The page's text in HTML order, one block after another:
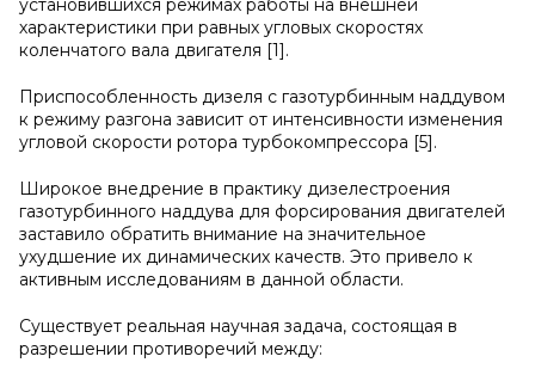
характеристики при равных угловых скоростях
коленчатого вала двигателя [1].
Приспособленность дизеля с газотурбинным наддувом
к режиму разгона зависит от интенсивности изменения
угловой скорости ротора турбокомпрессора [5].
Широкое внедрение в практику дизелестроения
газотурбинного наддува для форсирования двигателей
заставило обратить внимание на значительное
ухудшение их динамических качеств. Это привело к
активным исследованиям в данной области.
Существует реальная научная задача, состоящая в
разрешении противоречий между: